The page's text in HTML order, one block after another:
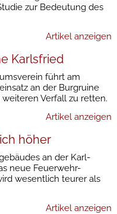
zur Bedeutung des
Artikel anzeigen
Karlsfried
führt am
an der Burgruine
Verfall zu retten.
Artikel anzeigen
höher
an der Karl-
neue Feuerwehr-
wesentlich teurer als
Artikel anzeigen